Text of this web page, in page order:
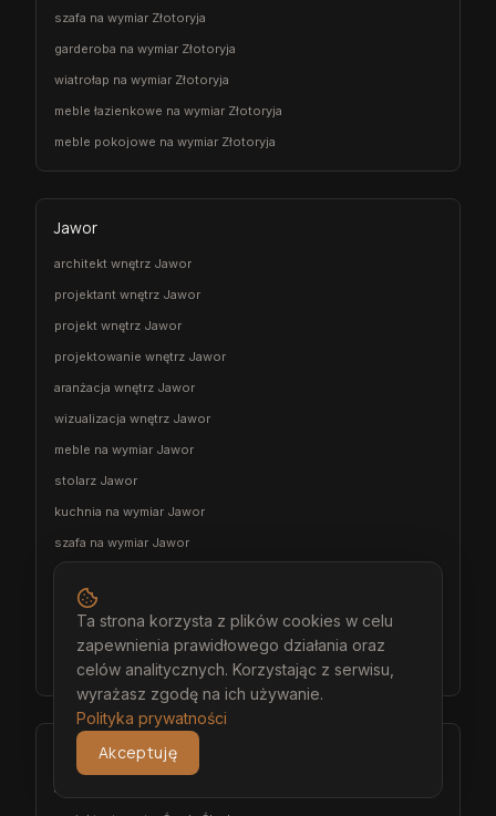
szafa na wymiar Złotoryja
garderoba na wymiar Złotoryja
wiatrołap na wymiar Złotoryja
meble łazienkowe na wymiar Złotoryja
meble pokojowe na wymiar Złotoryja
Jawor
architekt wnętrz Jawor
projektant wnętrz Jawor
projekt wnętrz Jawor
projektowanie wnętrz Jawor
aranżacja wnętrz Jawor
wizualizacja wnętrz Jawor
meble na wymiar Jawor
stolarz Jawor
kuchnia na wymiar Jawor
szafa na wymiar Jawor
wiatrołap na wymiar Jawor
meble łazienkowe na wymiar Jawor
meble pokojowe na wymiar Jawor
Środa Śląska
architekt wnętrz Środa Śląska
Ta strona korzysta z plików cookies w celu
zapewnienia prawidłowego działania oraz
celów analitycznych. Korzystając z serwisu,
wyrażasz zgodę na ich używanie.
Polityka prywatności
Akceptuję